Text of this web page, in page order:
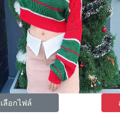
เลือกไฟล์